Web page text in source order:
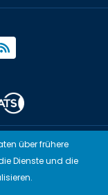
Arbeitet mit
über frühere
Dienste und die